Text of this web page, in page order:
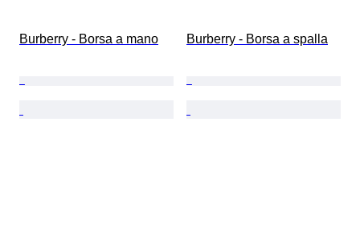
Burberry - Borsa a mano Burberry - Borsa a spalla